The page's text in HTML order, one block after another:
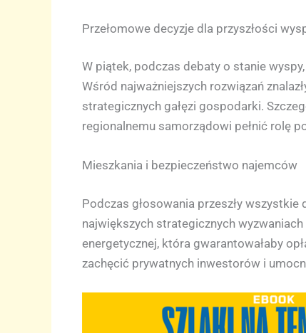
Przełomowe decyzje dla przyszłości
W piątek, podczas debaty o stanie
Wśród najważniejszych rozwiązań
strategicznych gałęzi gospodarki.
regionalnemu samorządowi pełnić rolę
Mieszkania i bezpieczeństwo najemców
Podczas głosowania przeszły
największych strategicznych
energetycznej, która gwarantowałaby
zachęcić prywatnych inwestorów i